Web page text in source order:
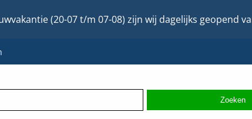
(20-07 t/m 07-08) zijn wij dagelijks geopend